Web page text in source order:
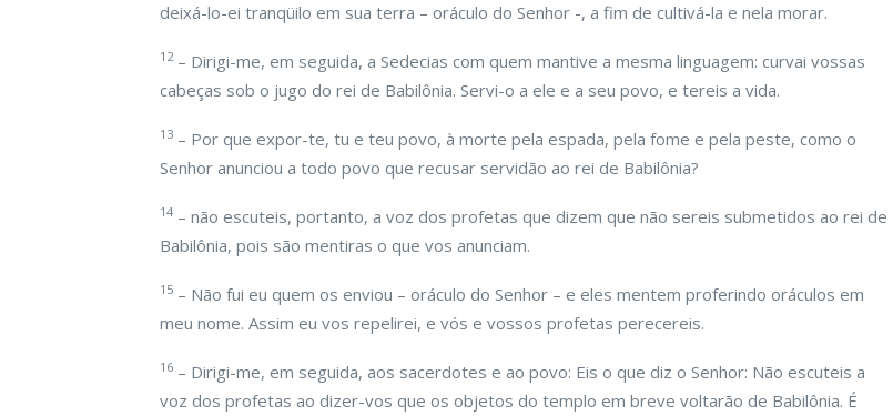
deixá-lo-ei tranqüilo em sua terra – oráculo do Senhor -, a fim de cultivá-la e nela morar.
12– Dirigi-me, em seguida, a Sedecias com quem mantive a mesma linguagem: curvai vossas
cabeças sob o jugo do rei de Babilônia. Servi-o a ele e a seu povo, e tereis a vida.
13 – Por que expor-te, tu e teu povo, à morte pela espada, pela fome e pela peste, como o
Senhor anunciou a todo povo que recusar servidão ao rei de Babilônia?
14 – não escuteis, portanto, a voz dos profetas que dizem que não sereis submetidos ao rei de
Babilônia, pois são mentiras o que vos anunciam.
15 – Não fui eu quem os enviou – oráculo do Senhor – e eles mentem proferindo oráculos em
meu nome. Assim eu vos repelirei, e vós e vossos profetas perecereis.
16 – Dirigi-me, em seguida, aos sacerdotes e ao povo: Eis o que diz o Senhor: Não escuteis a
voz dos profetas ao dizer-vos que os objetos do templo em breve voltarão de Babilônia. É